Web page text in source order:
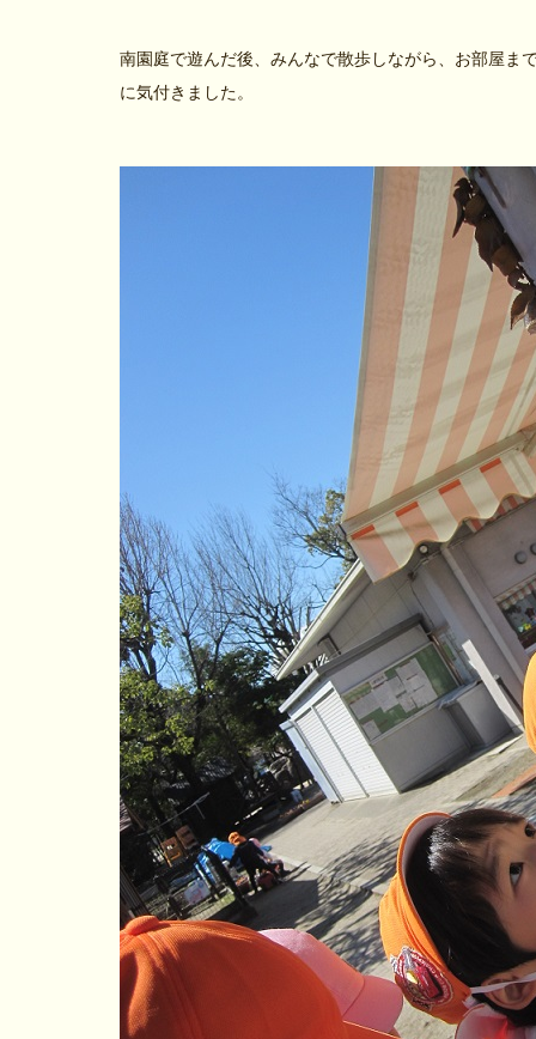
南園庭で遊んだ後、みんなで散歩しながら、お部屋ま
に気付きました。